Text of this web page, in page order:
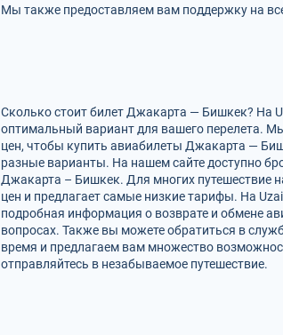
Мы также предоставляем вам поддержку на
Сколько стоит билет Джакарта — Бишкек? На
оптимальный вариант для вашего перелета.
цен, чтобы купить авиабилеты Джакарта —
разные варианты. На нашем сайте доступно
Джакарта – Бишкек. Для многих путешествие
цен и предлагает самые низкие тарифы. На
подробная информация о возврате и обмене
вопросах. Также вы можете обратиться в
время и предлагаем вам множество
отправляйтесь в незабываемое путешествие.